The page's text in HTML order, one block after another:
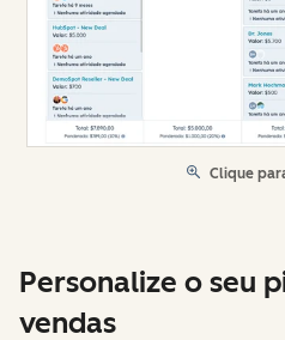
Clique
Personalize o seu
vendas